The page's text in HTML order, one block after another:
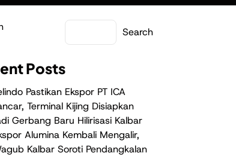
Search
Posts
Pastikan Ekspor PT ICA
Terminal Kijing Disiapkan
Gerbang Baru Hilirisasi Kalbar
Alumina Kembali Mengalir,
Kalbar Soroti Pendangkalan